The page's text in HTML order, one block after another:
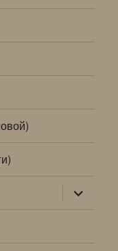
раскрыть
дочернее
меню